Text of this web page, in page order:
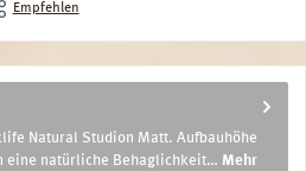
Empfehlen
Natural Studion Matt. Aufbauhöhe
eine natürliche Behaglichkeit… Mehr